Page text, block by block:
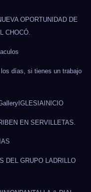
OPORTUNIDAD DE
CHOCÓ.
días, si tienes un trabajo
IGLESIA INICIO
EN SERVILLETAS.
DEL GRUPO LADRILLO